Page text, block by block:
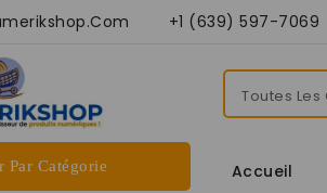
+1 (639) 597-7069
Par Catégorie Accueil